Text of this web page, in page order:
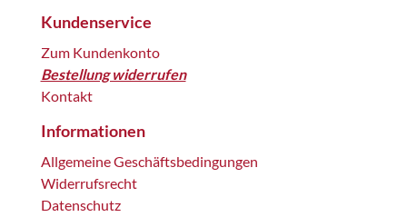
Kundenservice
Zum Kundenkonto
Bestellung widerrufen
Kontakt
Informationen
Allgemeine Geschäftsbedingungen
Widerrufsrecht
Datenschutz